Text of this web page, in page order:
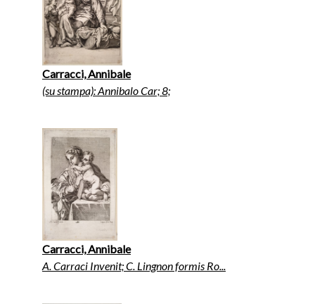
Carracci, Annibale
(su stampa): Annibalo Car; 8;
Carracci, Annibale
A. Carraci Invenit; C. Lingnon formis Ro...